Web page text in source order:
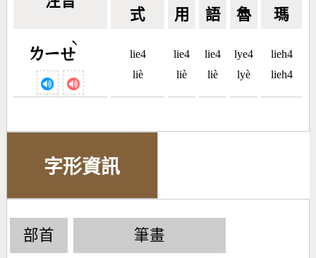
式 用 語 魯 瑪
ㄌㄧㄝ
ˋ
lie4
liè
lie4
liè
lie4
liè
lye4
lyè
lieh4
lieh4
字形資訊
部首 筆畫